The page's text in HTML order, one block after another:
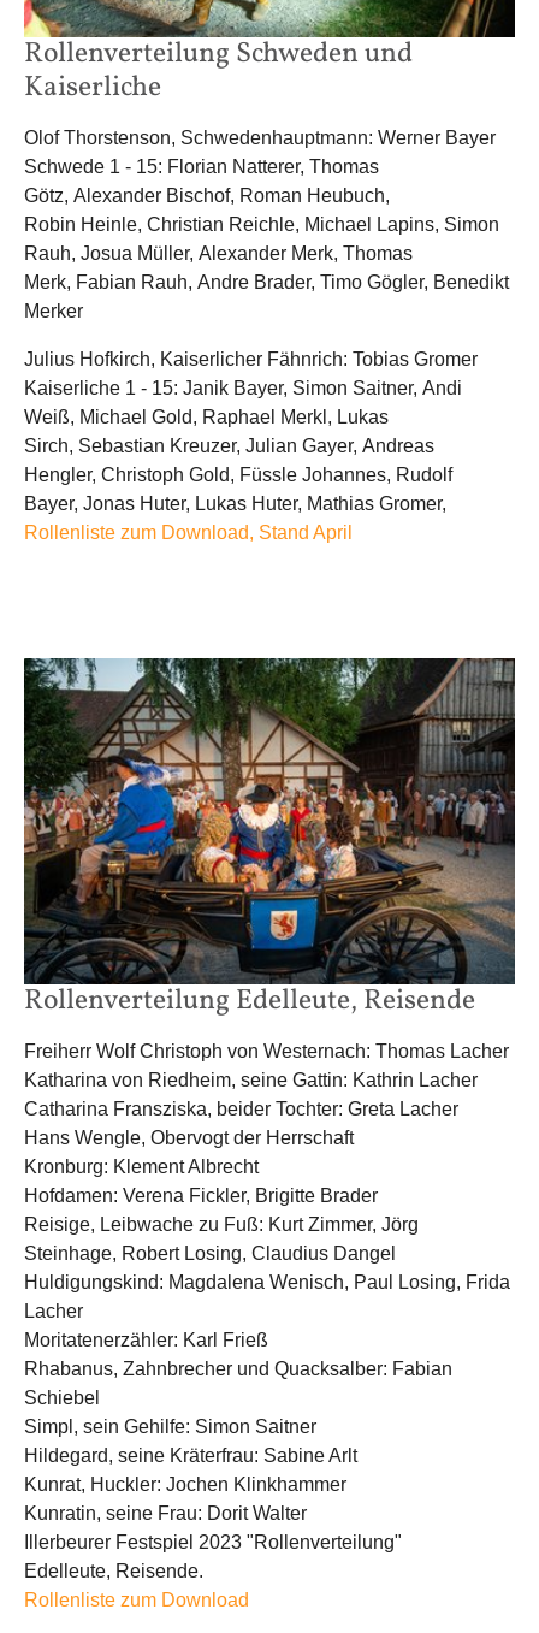
Rollenverteilung Schweden und
Kaiserliche
Olof Thorstenson, Schwedenhauptmann: Werner Bayer
Schwede 1 - 15: Florian Natterer, Thomas
Götz, Alexander Bischof, Roman Heubuch,
Robin Heinle, Christian Reichle, Michael Lapins, Simon
Rauh, Josua Müller, Alexander Merk, Thomas
Merk, Fabian Rauh, Andre Brader, Timo Gögler, Benedikt
Merker
Julius Hofkirch, Kaiserlicher Fähnrich: Tobias Gromer
Kaiserliche 1 - 15: Janik Bayer, Simon Saitner, Andi
Weiß, Michael Gold, Raphael Merkl, Lukas
Sirch, Sebastian Kreuzer, Julian Gayer, Andreas
Hengler, Christoph Gold, Füssle Johannes, Rudolf
Bayer, Jonas Huter, Lukas Huter, Mathias Gromer,
Rollenliste zum Download, Stand April
Rollenverteilung Edelleute, Reisende
Freiherr Wolf Christoph von Westernach: Thomas Lacher
Katharina von Riedheim, seine Gattin: Kathrin Lacher
Catharina Fransziska, beider Tochter: Greta Lacher
Hans Wengle, Obervogt der Herrschaft
Kronburg: Klement Albrecht
Hofdamen: Verena Fickler, Brigitte Brader
Reisige, Leibwache zu Fuß: Kurt Zimmer, Jörg
Steinhage, Robert Losing, Claudius Dangel
Huldigungskind: Magdalena Wenisch, Paul Losing, Frida
Lacher
Moritatenerzähler: Karl Frieß
Rhabanus, Zahnbrecher und Quacksalber: Fabian
Schiebel
Simpl, sein Gehilfe: Simon Saitner
Hildegard, seine Kräterfrau: Sabine Arlt
Kunrat, Huckler: Jochen Klinkhammer
Kunratin, seine Frau: Dorit Walter
Illerbeurer Festspiel 2023 "Rollenverteilung"
Edelleute, Reisende.
Rollenliste zum Download